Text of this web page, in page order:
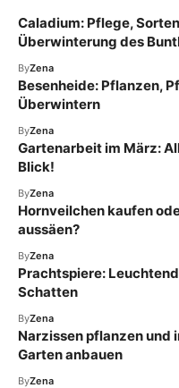
Caladium: Pflege,
Überwinterung des
ByZena
Besenheide: Pflanzen,
Überwintern
ByZena
Gartenarbeit im März:
Blick!
ByZena
Hornveilchen kaufen
aussäen?
ByZena
Prachtspiere:
Schatten
ByZena
Narzissen pflanzen und
Garten anbauen
ByZena